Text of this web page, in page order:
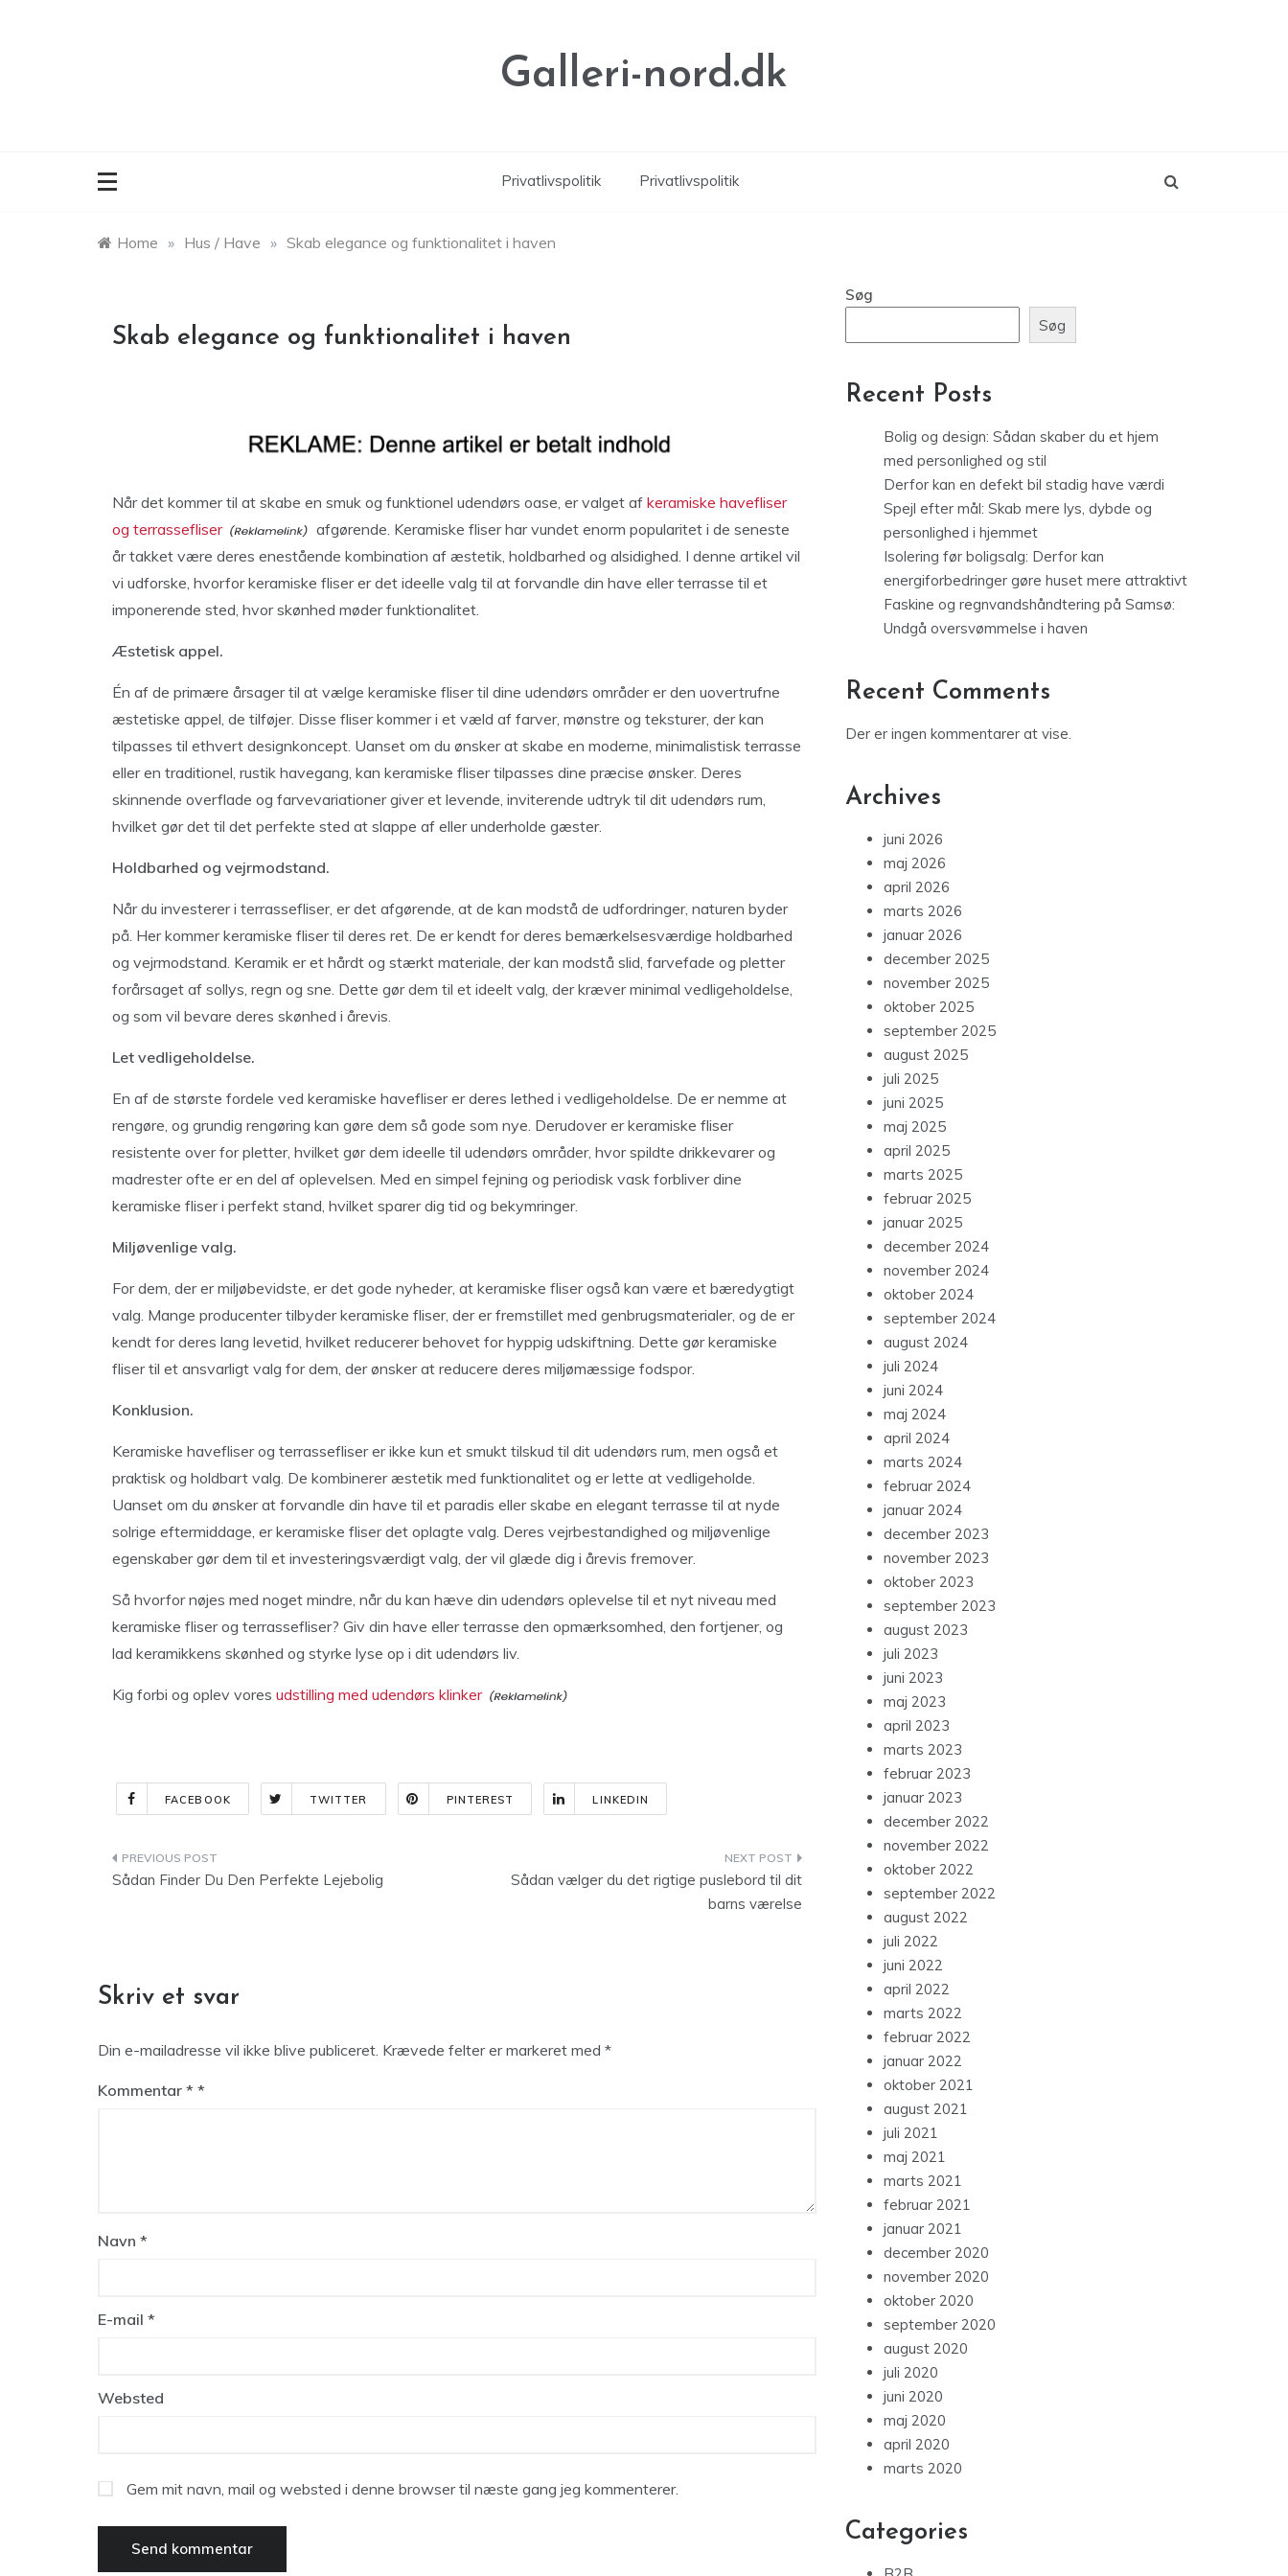
Galleri-nord.dk
Privatlivspolitik Privatlivspolitik
Home » Hus / Have » Skab elegance og funktionalitet i haven
Skab elegance og funktionalitet i haven
Når det kommer til at skabe en smuk og funktionel udendørs oase, er valget af keramiske havefliser
og terrassefliser
afgørende. Keramiske fliser har vundet enorm popularitet i de seneste
år takket være deres enestående kombination af æstetik, holdbarhed og alsidighed. I denne artikel vil
vi udforske, hvorfor keramiske fliser er det ideelle valg til at forvandle din have eller terrasse til et
imponerende sted, hvor skønhed møder funktionalitet.
Æstetisk appel.
Én af de primære årsager til at vælge keramiske fliser til dine udendørs områder er den uovertrufne
æstetiske appel, de tilføjer. Disse fliser kommer i et væld af farver, mønstre og teksturer, der kan
tilpasses til ethvert designkoncept. Uanset om du ønsker at skabe en moderne, minimalistisk terrasse
eller en traditionel, rustik havegang, kan keramiske fliser tilpasses dine præcise ønsker. Deres
skinnende overflade og farvevariationer giver et levende, inviterende udtryk til dit udendørs rum,
hvilket gør det til det perfekte sted at slappe af eller underholde gæster.
Holdbarhed og vejrmodstand.
Når du investerer i terrassefliser, er det afgørende, at de kan modstå de udfordringer, naturen byder
på. Her kommer keramiske fliser til deres ret. De er kendt for deres bemærkelsesværdige holdbarhed
og vejrmodstand. Keramik er et hårdt og stærkt materiale, der kan modstå slid, farvefade og pletter
forårsaget af sollys, regn og sne. Dette gør dem til et ideelt valg, der kræver minimal vedligeholdelse,
og som vil bevare deres skønhed i årevis.
Let vedligeholdelse.
En af de største fordele ved keramiske havefliser er deres lethed i vedligeholdelse. De er nemme at
rengøre, og grundig rengøring kan gøre dem så gode som nye. Derudover er keramiske fliser
resistente over for pletter, hvilket gør dem ideelle til udendørs områder, hvor spildte drikkevarer og
madrester ofte er en del af oplevelsen. Med en simpel fejning og periodisk vask forbliver dine
keramiske fliser i perfekt stand, hvilket sparer dig tid og bekymringer.
Miljøvenlige valg.
For dem, der er miljøbevidste, er det gode nyheder, at keramiske fliser også kan være et bæredygtigt
valg. Mange producenter tilbyder keramiske fliser, der er fremstillet med genbrugsmaterialer, og de er
kendt for deres lang levetid, hvilket reducerer behovet for hyppig udskiftning. Dette gør keramiske
fliser til et ansvarligt valg for dem, der ønsker at reducere deres miljømæssige fodspor.
Konklusion.
Keramiske havefliser og terrassefliser er ikke kun et smukt tilskud til dit udendørs rum, men også et
praktisk og holdbart valg. De kombinerer æstetik med funktionalitet og er lette at vedligeholde.
Uanset om du ønsker at forvandle din have til et paradis eller skabe en elegant terrasse til at nyde
solrige eftermiddage, er keramiske fliser det oplagte valg. Deres vejrbestandighed og miljøvenlige
egenskaber gør dem til et investeringsværdigt valg, der vil glæde dig i årevis fremover.
Så hvorfor nøjes med noget mindre, når du kan hæve din udendørs oplevelse til et nyt niveau med
keramiske fliser og terrassefliser? Giv din have eller terrasse den opmærksomhed, den fortjener, og
lad keramikkens skønhed og styrke lyse op i dit udendørs liv.
Kig forbi og oplev vores udstilling med udendørs klinker
FACEBOOK TWITTER PINTEREST LINKEDIN
Indlægsnavigation
Sådan Finder Du Den Perfekte Lejebolig
Sådan vælger du det rigtige puslebord til dit
barns værelse
Skriv et svar
Din e-mailadresse vil ikke blive publiceret. Krævede felter er markeret med *
Kommentar *
Navn *
E-mail *
Websted
Gem mit navn, mail og websted i denne browser til næste gang jeg kommenterer.
Søg
Søg
Recent Posts
Bolig og design: Sådan skaber du et hjem
med personlighed og stil
Derfor kan en defekt bil stadig have værdi
Spejl efter mål: Skab mere lys, dybde og
personlighed i hjemmet
Isolering før boligsalg: Derfor kan
energiforbedringer gøre huset mere attraktivt
Faskine og regnvandshåndtering på Samsø:
Undgå oversvømmelse i haven
Recent Comments
Der er ingen kommentarer at vise.
Archives
juni 2026
maj 2026
april 2026
marts 2026
januar 2026
december 2025
november 2025
oktober 2025
september 2025
august 2025
juli 2025
juni 2025
maj 2025
april 2025
marts 2025
februar 2025
januar 2025
december 2024
november 2024
oktober 2024
september 2024
august 2024
juli 2024
juni 2024
maj 2024
april 2024
marts 2024
februar 2024
januar 2024
december 2023
november 2023
oktober 2023
september 2023
august 2023
juli 2023
juni 2023
maj 2023
april 2023
marts 2023
februar 2023
januar 2023
december 2022
november 2022
oktober 2022
september 2022
august 2022
juli 2022
juni 2022
april 2022
marts 2022
februar 2022
januar 2022
oktober 2021
august 2021
juli 2021
maj 2021
marts 2021
februar 2021
januar 2021
december 2020
november 2020
oktober 2020
september 2020
august 2020
juli 2020
juni 2020
maj 2020
april 2020
marts 2020
Categories